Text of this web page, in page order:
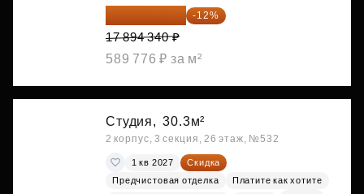
15 747 019 ₽ -12%
17 894 340 ₽
589 776 ₽ за м²
Студия, 30.3м²
2 корпус, 3 секция, 26 этаж, №532
1 кв 2027
Скидка
Предчистовая отделка
Платите как хотите